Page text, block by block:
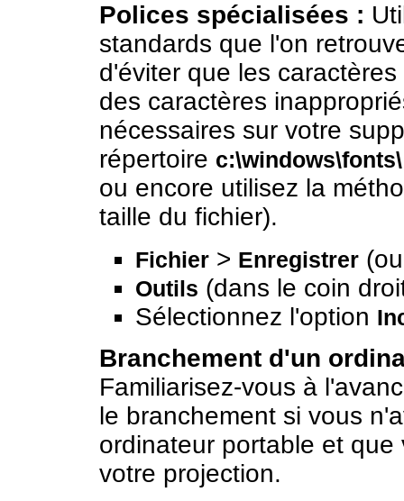
Polices spécialisées :
standards que l'on
d'éviter que les
des caractères
nécessaires sur votre
répertoire c:\windows\fonts\
ou encore utilisez la
taille du fichier).
Fichier > Enregistrer
Outils (dans le coin
Sélectionnez l'option
Branchement d'un
Familiarisez-vous à
le branchement si vous
ordinateur portable et
votre projection.